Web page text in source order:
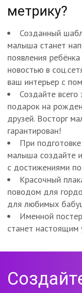
метрику?
Созданный
малыша станет
появления
новостью в
ваш интерьер с
Создайте
подарок на
друзей. Восторг
гарантирован!
При
малыша создайте
с достижениями
Красочный
поводом для
для любимых
Именной
станет